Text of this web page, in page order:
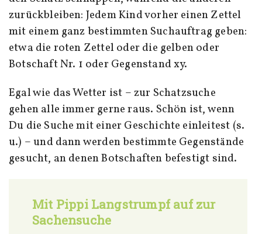
zurückbleiben: Jedem Kind vorher einen Zettel
mit einem ganz bestimmten Suchauftrag geben:
etwa die roten Zettel oder die gelben oder
Botschaft Nr. 1 oder Gegenstand xy.
Egal wie das Wetter ist – zur Schatzsuche
gehen alle immer gerne raus. Schön ist, wenn
Du die Suche mit einer Geschichte einleitest (s.
u.) – und dann werden bestimmte Gegenstände
gesucht, an denen Botschaften befestigt sind.
Mit Pippi Langstrumpf auf zur
Sachensuche